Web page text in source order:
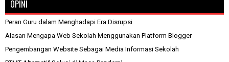
OPINI
Peran Guru dalam Menghadapi Era Disrupsi
Alasan Mengapa Web Sekolah Menggunakan Platform Blogger
Pengembangan Website Sebagai Media Informasi Sekolah